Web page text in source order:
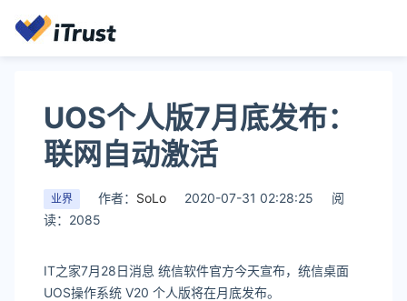
UOS个人版7月底发布：
联网自动激活
业界 作者： SoLo 2020-07-31 02:28:25
阅
读：2085
IT之家7月28日消息 统信软件官方今天宣布，统信桌面
UOS操作系统 V20 个人版将在月底发布。